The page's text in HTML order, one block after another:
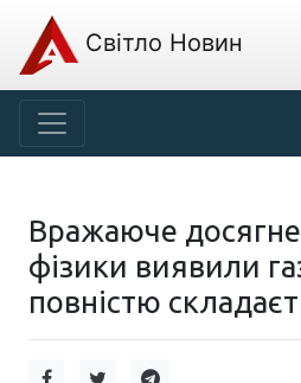
Світло Новин
Вражаюче
фізики виявили
повністю